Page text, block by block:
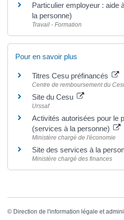
Particulier employeur : aide
la personne)
Travail - Formation
Pour en savoir plus
Titres Cesu préfinancés
Centre de remboursement du
Site du Cesu
Urssaf
Activités autorisées pour le
(services à la personne)
Ministère chargé de l'économie
Site des services à la
Ministère chargé des finances
© Direction de l'information légale et